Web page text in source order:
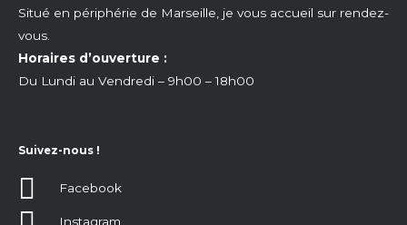
Situé en périphérie de Marseille, je vous accueil sur rendez-
vous.
Horaires d’ouverture :
Du Lundi au Vendredi – 9h00 – 18h00
Suivez-nous !
Facebook
Instagram